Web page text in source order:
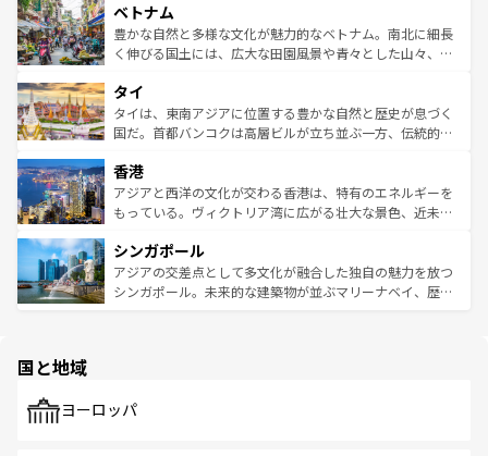
参照してほしい。
容にもいいと評判のスイーツなど、バラエティ豊かな料理
が味わえる。 なお、新着の台湾情報は コンテンツ一覧を参
照してほしい。
き、地方に足を延ばせば四季折々の自然美を楽しむことが
できる。そして、キムチや焼肉、絶品のストリートフード
まで、さまざまな韓国料理が待っている。夜には、韓国な
リティに包まれながら、韓国の多彩な魅力を心ゆくまで味
わってみてほしい。 なお、新着の韓国情報はコンテンツ一
覧を参照してほしい。
ベトナム
豊かな自然と多様な文化が魅力的なベトナム。南北に細長
く伸びる国土には、広大な田園風景や青々とした山々、世
急速な発展と共に伝統が息づく。ハノイの古い町並みやホ
ーチミン市のフランス統治時代の建物も、独特の雰囲気を
醸し出している。また、バラエティの豊かさとおいしさで
とつ。フォーやバインミー、ベトナムコーヒーなどは、ぜ
ひ現地で味わいたい。どの地域を訪れてもあたたかい人々
が旅行者を迎えてくれるので、きっと忘れられない旅にな
参照してほしい。
タイ
タイは、東南アジアに位置する豊かな自然と歴史が息づく
国だ。首都バンコクは高層ビルが立ち並ぶ一方、伝統的な
の活気が交差している。北部ではチェンマイなどの山岳地
帯で自然と触れ合い、南部ではプーケットやクラビの美し
いビーチでリゾート気分を楽しむことができる。タイ料理
激する。気候は一年中温暖で、どの季節にも異なる楽しみ
が待っている。親しみやすいタイの人々、仏教を中心とし
た文化、そして多様な観光資源が、訪れる旅人を魅了し続
香港
アジアと西洋の文化が交わる香港は、特有のエネルギーを
もっている。ヴィクトリア湾に広がる壮大な景色、近未来
み、どこを訪れても感動するはず。観光スポットが密集し
ており、効率よく見どころを回れるのも魅力。息をのむよ
うな絶景から文化的な体験まで、香港を存分に楽しみ尽く
シンガポール
アジアの交差点として多文化が融合した独自の魅力を放つ
シンガポール。未来的な建築物が並ぶマリーナベイ、歴史
で、ホーカーズは地元の風情を楽しめる外せないスポット
国と地域
ヨーロッパ